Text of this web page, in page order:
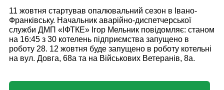
11 жовтня стартував опалювальний сезон в Івано-
Франківську. Начальник аварійно-диспетчерської
служби ДМП «ІФТКЕ» Ігор Мельник повідомляє: станом
на 16:45 з 30 котелень підприємства запущено в
роботу 28. 12 жовтня буде запущено в роботу котельні
на вул. Довга, 68а та на Військових Ветеранів, 8а.